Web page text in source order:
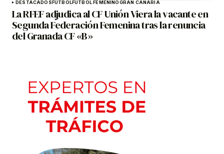
DESTACADOSFÚTBOLFÚTBOL FEMENINOGRAN CANARIA
La RFEF adjudica al CF Unión Viera la vacante en
Segunda Federación Femenina tras la renuncia
del Granada CF «B»